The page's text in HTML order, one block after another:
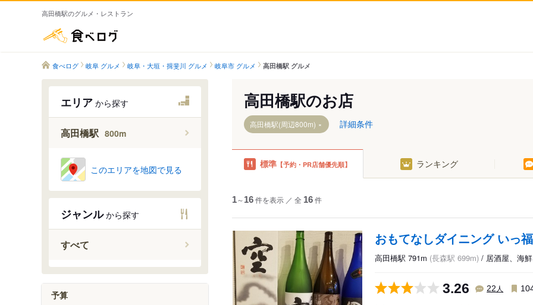
高田橋駅のグルメ・レストラン
食べログ 岐阜 グルメ 岐阜・大垣・揖斐川 グルメ 岐阜市 グルメ 高田橋駅 グルメ
エリア から探す
高田橋駅 800m
このエリアを地図で見る
ジャンルから探す
すべて
予算
高田橋駅のお店
高田橋駅(周辺800m) 詳細条件
標準 【予約・PR店舗優先順】 ランキング
1～16件を表示 ／ 全 16件
おもてなしダイニング いっ福
高田橋駅 791m (長森駅 699m) / 居酒屋、海
3.26 22 人